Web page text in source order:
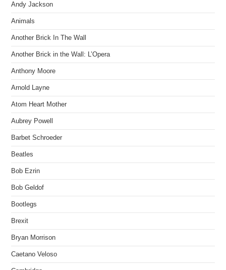
Andy Jackson
Animals
Another Brick In The Wall
Another Brick in the Wall: L’Opera
Anthony Moore
Arnold Layne
Atom Heart Mother
Aubrey Powell
Barbet Schroeder
Beatles
Bob Ezrin
Bob Geldof
Bootlegs
Brexit
Bryan Morrison
Caetano Veloso